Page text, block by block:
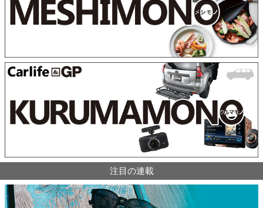
注目の連載